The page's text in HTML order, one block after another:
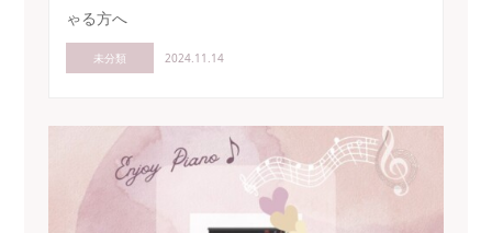
ゃる方へ
未分類 2024.11.14